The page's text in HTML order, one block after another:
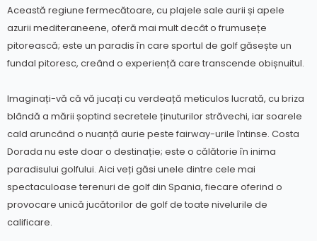
Această regiune fermecătoare, cu plajele sale aurii și apele
azurii mediteraneene, oferă mai mult decât o frumusețe
pitorească; este un paradis în care sportul de golf găsește un
fundal pitoresc, creând o experiență care transcende obișnuitul.
Imaginați-vă că vă jucați cu verdeață meticulos lucrată, cu briza
blândă a mării șoptind secretele ținuturilor străvechi, iar soarele
cald aruncând o nuanță aurie peste fairway-urile întinse. Costa
Dorada nu este doar o destinație; este o călătorie în inima
paradisului golfului. Aici veți găsi unele dintre cele mai
spectaculoase terenuri de golf din Spania, fiecare oferind o
provocare unică jucătorilor de golf de toate nivelurile de
calificare.